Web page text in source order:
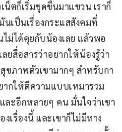
น็ตก็เริ่มขุดขึ้นมาแขวน เราก็
นเป็นเรื่องกระแสสังคมที่
ม่ได้คุยกับน้องเลย แล้วพอ
ยสื่อสารว่าอยากให้น้องรู้ว่า
ขภาพตัวเขามากๆ สำหรับกา
ากให้ตีความแบบเหมารวม
ละอีกหลายๆ คน มั่นใจว่าเขา
เรื่องนี้ และเขาก็ไม่มีทาง